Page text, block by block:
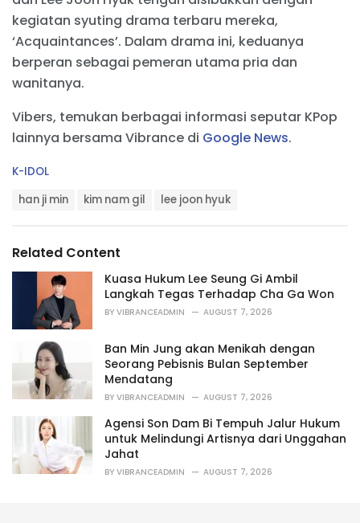
kegiatan syuting drama terbaru mereka,
‘Acquaintances’. Dalam drama ini, keduanya
berperan sebagai pemeran utama pria dan
wanitanya.
Vibers, temukan berbagai informasi seputar KPop
lainnya bersama Vibrance di Google News.
C
r
i
K-IDOL
:
han ji min kim nam gil lee joon hyuk
Related Content
Kuasa Hukum Lee Seung Gi Ambil
Langkah Tegas Terhadap Cha Ga Won
BY VIBRANCEADMIN AUGUST 7, 2026
Ban Min Jung akan Menikah dengan
Seorang Pebisnis Bulan September
Mendatang
BY VIBRANCEADMIN AUGUST 7, 2026
Agensi Son Dam Bi Tempuh Jalur Hukum
untuk Melindungi Artisnya dari Unggahan
Jahat
BY VIBRANCEADMIN AUGUST 7, 2026